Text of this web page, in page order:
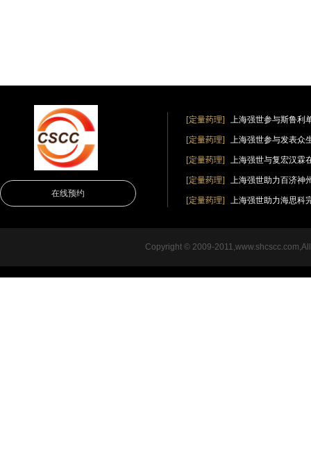
Copyright © 2009-
在线预约
[定量药理] 上海强世参与斯鲁利
[定量药理] 上海强世参与发表众
[定量药理] 上海强世与复宏汉霖
[定量药理] 上海强世助力百济神
[定量药理] 上海强世助力海思科